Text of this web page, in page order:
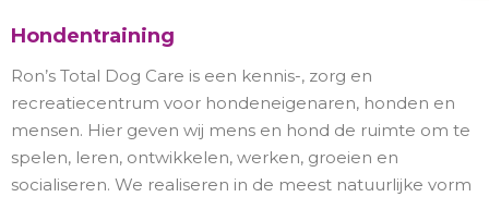
Hondentraining
Ron’s Total Dog Care is een kennis-, zorg en
recreatiecentrum voor hondeneigenaren, honden en
mensen. Hier geven wij mens en hond de ruimte om te
spelen, leren, ontwikkelen, werken, groeien en
socialiseren. We realiseren in de meest natuurlijke vorm